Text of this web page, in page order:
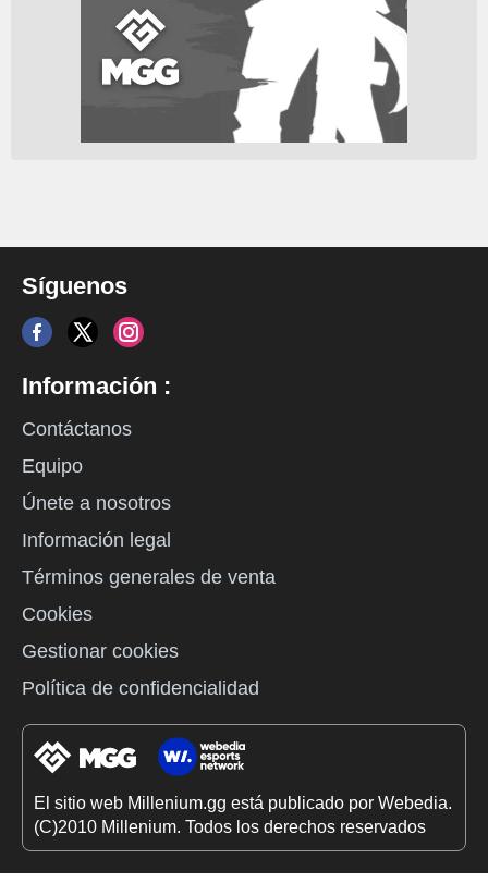
Síguenos
Información :
Contáctanos
Equipo
Únete a nosotros
Información legal
Términos generales de venta
Cookies
Gestionar cookies
Política de confidencialidad
El sitio web Millenium.gg está publicado por Webedia.
(C)2010 Millenium. Todos los derechos reservados